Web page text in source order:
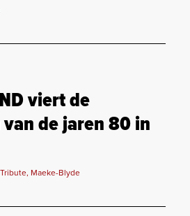
viert de
de jaren 80 in
Maeke-Blyde